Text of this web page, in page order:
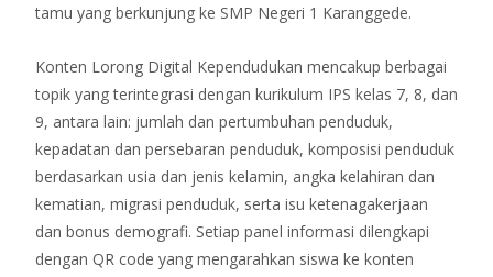
tamu yang berkunjung ke SMP Negeri 1 Karanggede.
Konten Lorong Digital Kependudukan mencakup berbagai
topik yang terintegrasi dengan kurikulum IPS kelas 7, 8, dan
9, antara lain: jumlah dan pertumbuhan penduduk,
kepadatan dan persebaran penduduk, komposisi penduduk
berdasarkan usia dan jenis kelamin, angka kelahiran dan
kematian, migrasi penduduk, serta isu ketenagakerjaan
dan bonus demografi. Setiap panel informasi dilengkapi
dengan QR code yang mengarahkan siswa ke konten